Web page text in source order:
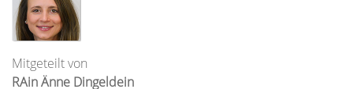
Mitgeteilt von
RAin Änne Dingeldein